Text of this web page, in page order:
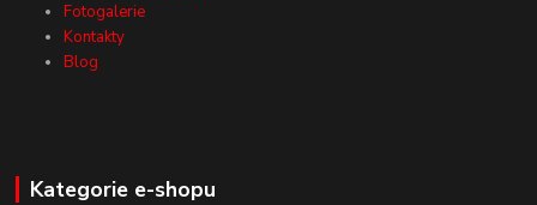
Fotogalerie
Kontakty
Blog
Kategorie e-shopu